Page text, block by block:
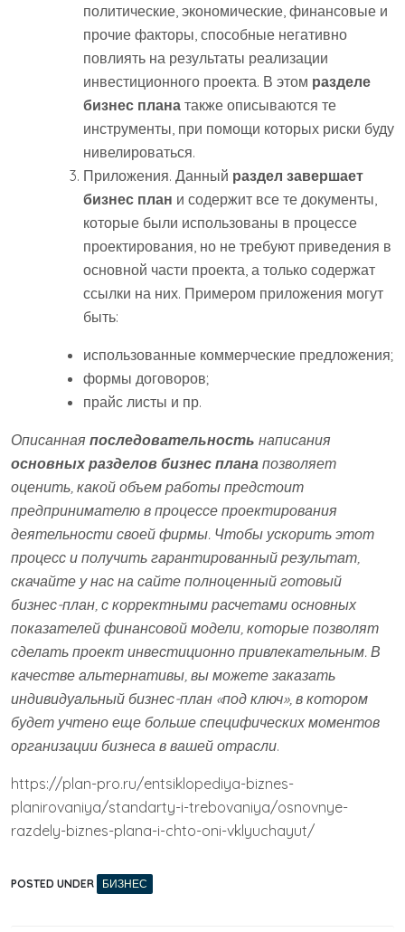
политические, экономические, финансовые и
прочие факторы, способные негативно
повлиять на результаты реализации
инвестиционного проекта. В этом разделе
бизнес плана также описываются те
инструменты, при помощи которых риски буду
нивелироваться.
Приложения. Данный раздел завершает
бизнес план и содержит все те документы,
которые были использованы в процессе
проектирования, но не требуют приведения в
основной части проекта, а только содержат
ссылки на них. Примером приложения могут
быть:
использованные коммерческие предложения;
формы договоров;
прайс листы и пр.
Описанная последовательность написания
основных разделов бизнес плана позволяет
оценить, какой объем работы предстоит
предпринимателю в процессе проектирования
деятельности своей фирмы. Чтобы ускорить этот
процесс и получить гарантированный результат,
скачайте у нас на сайте полноценный готовый
бизнес-план, с корректными расчетами основных
показателей финансовой модели, которые позволят
сделать проект инвестиционно привлекательным. В
качестве альтернативы, вы можете заказать
индивидуальный бизнес-план «под ключ», в котором
будет учтено еще больше специфических моментов
организации бизнеса в вашей отрасли.
https://plan-pro.ru/entsiklopediya-biznes-
planirovaniya/standarty-i-trebovaniya/osnovnye-
razdely-biznes-plana-i-chto-oni-vklyuchayut/
POSTED UNDER БИЗНЕС